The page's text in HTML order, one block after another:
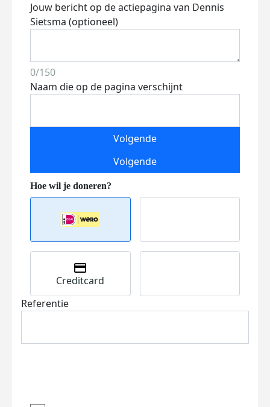
Jouw bericht op de actiepagina van Dennis
Sietsma (optioneel)
0/150
Naam die op de pagina verschijnt
Volgende
Volgende
Creditcard
Referentie